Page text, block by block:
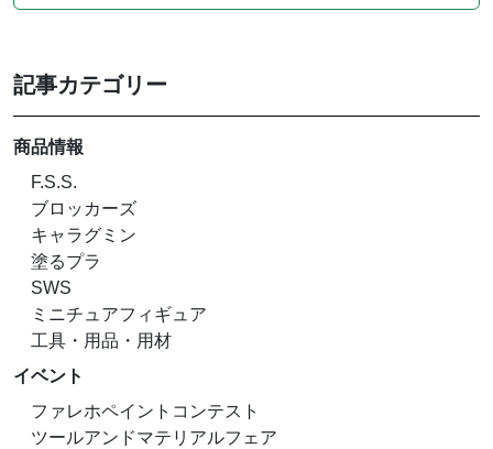
記事カテゴリー
商品情報
F.S.S.
ブロッカーズ
キャラグミン
塗るプラ
SWS
ミニチュアフィギュア
工具・用品・用材
イベント
ファレホペイントコンテスト
ツールアンドマテリアルフェア